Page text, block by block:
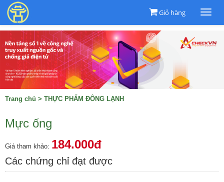
Giỏ hàng
Trang chủ > THỰC PHẨM ĐÔNG LẠNH
Mực ống
Giá tham khảo: 184.000đ
Các chứng chỉ đạt được